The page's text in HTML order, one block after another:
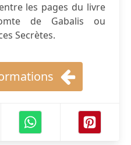
les pages du livre
de Gabalis ou
Secrètes.